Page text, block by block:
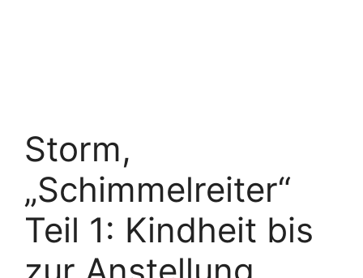
Storm,
„Schimmelreiter“
Teil 1: Kindheit bis